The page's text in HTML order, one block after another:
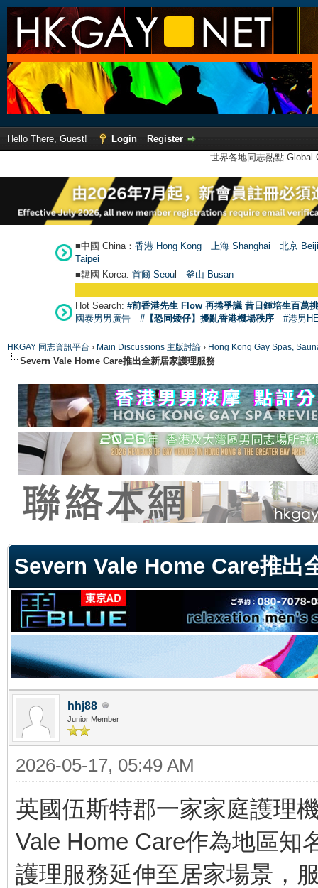
Hello There, Guest! Login
Register
世界各地同志熱點
■中國 China： 香港 Hong Kong 上海 Shanghai
北京
Taipei
■韓國 Korea: 首爾 Seoul 釜山 Busan
Hot Search: #前香港先生 Flow 再捲爭議 昔日鍾培生百萬
國泰男男廣告
#【恐同矮仔】擾亂香港機場秩序 #港男
HKGAY 同志資訊平台 › Main Discussions 主版討論 › Hong Kong Gay Spas,
Severn Vale Home Care推出全新居家護理服務
Severn Vale Home Care推出
hhj88
Junior Member
2026-05-17, 05:49 AM
英國伍斯特郡一家家庭護理
Vale Home Care作為地區知
護理服務延伸至居家場景，